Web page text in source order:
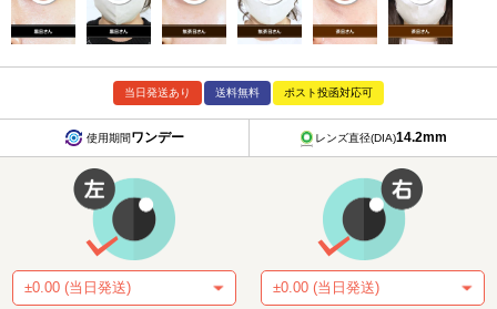
当日発送あり 送料無料 ポスト投函対応可
使用期間ワンデー レンズ直径(DIA)14.2mm